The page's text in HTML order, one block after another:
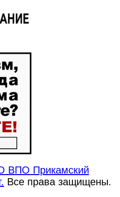
ВПО Прикамский
Все права защищены.